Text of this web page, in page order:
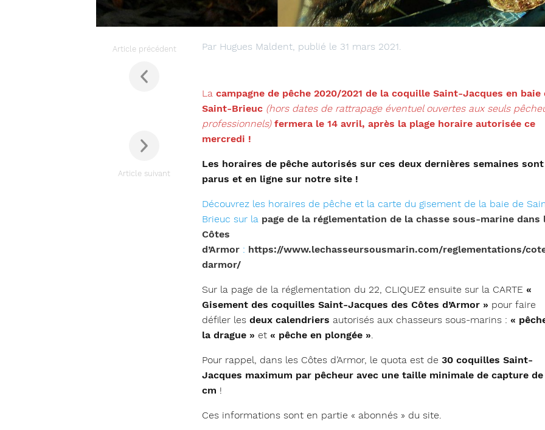
Article précédent
Article suivant
Par Hugues Maldent, publié le 31 mars 2021.
La campagne de pêche 2020/2021 de la coquille Saint-Jacques en baie
Saint-Brieuc (hors dates de rattrapage éventuel ouvertes aux seuls
professionnels) fermera le 14 avril, après la plage horaire autorisée ce
mercredi !
Les horaires de pêche autorisés sur ces deux dernières semaines sont
parus et en ligne sur notre site !
Découvrez les horaires de pêche et la carte du gisement de la baie de
Brieuc sur la page de la réglementation de la chasse sous-marine dans
Côtes
d’Armor : https://www.lechasseursousmarin.com/reglementations/
darmor/
Sur la page de la réglementation du 22, CLIQUEZ ensuite sur la CARTE «
Gisement des coquilles Saint-Jacques des Côtes d’Armor » pour faire
défiler les deux calendriers autorisés aux chasseurs sous-marins : «
la drague » et « pêche en plongée »
Pour rappel, dans les Côtes d’Armor, le quota est de 30 coquilles Saint-
Jacques maximum par pêcheur avec une taille minimale de capture de
cm !
Ces informations sont en partie « abonnés » du site.